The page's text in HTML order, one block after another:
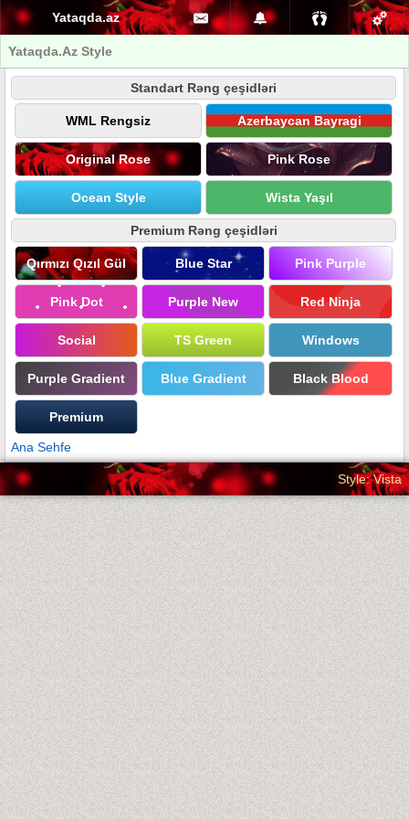
Yataqda.az
Yataqda.Az Style
Standart Rəng çeşidləri
WML Rengsiz Azerbaycan Bayragi
Original Rose Pink Rose
Ocean Style Wista Yaşıl
Premium Rəng çeşidləri
Qırmızı Qızıl Gül Blue Star Pink Purple
Pink Dot Purple New Red Ninja
Social TS Green Windows
Purple Gradient Blue Gradient Black Blood
Premium
Ana Sehfe
Style: Vista